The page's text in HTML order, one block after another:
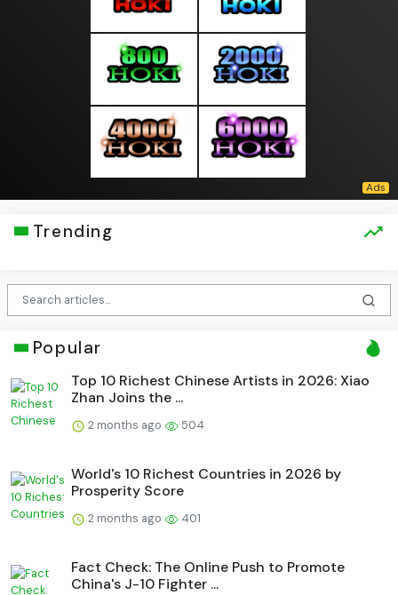
Trending
Popular
Top 10 Richest Chinese Artists in 2026: Xiao
Zhan Joins the ...
2 months ago 504
World's 10 Richest Countries in 2026 by
Prosperity Score
2 months ago 401
Fact Check: The Online Push to Promote
China's J-10 Fighter ...